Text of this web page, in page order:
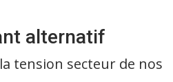
alternatif
tension secteur de nos